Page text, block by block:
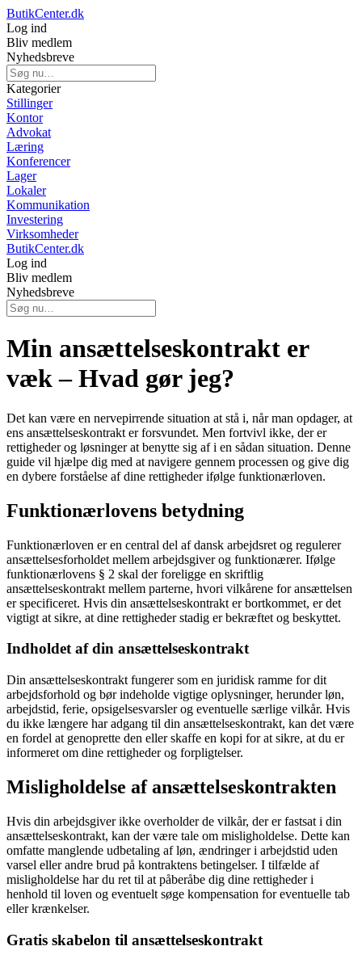
ButikCenter.dk
Log ind
Bliv medlem
Nyhedsbreve
Kategorier
Stillinger
Kontor
Advokat
Læring
Konferencer
Lager
Lokaler
Kommunikation
Investering
Virksomheder
ButikCenter.dk
Log ind
Bliv medlem
Nyhedsbreve
Min ansættelseskontrakt er
væk – Hvad gør jeg?
Det kan være en nervepirrende situation at stå i, når man opdager, at
ens ansættelseskontrakt er forsvundet. Men fortvivl ikke, der er
rettigheder og løsninger at benytte sig af i en sådan situation. Denne
guide vil hjælpe dig med at navigere gennem processen og give dig
en dybere forståelse af dine rettigheder ifølge funktionærloven.
Funktionærlovens betydning
Funktionærloven er en central del af dansk arbejdsret og regulerer
ansættelsesforholdet mellem arbejdsgiver og funktionærer. Ifølge
funktionærlovens § 2 skal der foreligge en skriftlig
ansættelseskontrakt mellem parterne, hvori vilkårene for ansættelsen
er specificeret. Hvis din ansættelseskontrakt er bortkommet, er det
vigtigt at sikre, at dine rettigheder stadig er bekræftet og beskyttet.
Indholdet af din ansættelseskontrakt
Din ansættelseskontrakt fungerer som en juridisk ramme for dit
arbejdsforhold og bør indeholde vigtige oplysninger, herunder løn,
arbejdstid, ferie, opsigelsesvarsler og eventuelle særlige vilkår. Hvis
du ikke længere har adgang til din ansættelseskontrakt, kan det være
en fordel at genoprette den eller skaffe en kopi for at sikre, at du er
informeret om dine rettigheder og forpligtelser.
Misligholdelse af ansættelseskontrakten
Hvis din arbejdsgiver ikke overholder de vilkår, der er fastsat i din
ansættelseskontrakt, kan der være tale om misligholdelse. Dette kan
omfatte manglende udbetaling af løn, ændringer i arbejdstid uden
varsel eller andre brud på kontraktens betingelser. I tilfælde af
misligholdelse har du ret til at påberåbe dig dine rettigheder i
henhold til loven og eventuelt søge kompensation for eventuelle tab
eller krænkelser.
Gratis skabelon til ansættelseskontrakt